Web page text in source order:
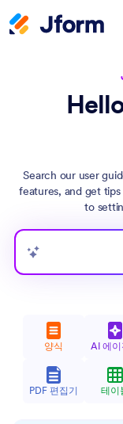
Search our user
features, and get
to
양식
PDF 편집기 테이